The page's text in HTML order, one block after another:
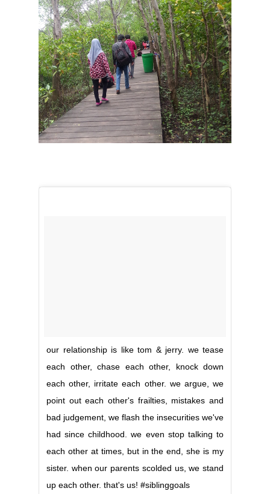
our relationship is like tom & jerry. we tease
each other, chase each other, knock down
each other, irritate each other. we argue, we
point out each other's frailties, mistakes and
bad judgement, we flash the insecurities we've
had since childhood. we even stop talking to
each other at times, but in the end, she is my
sister. when our parents scolded us, we stand
up each other. that's us! #siblinggoals